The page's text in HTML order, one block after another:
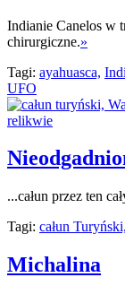
Indianie Canelos w
chirurgiczne.»
Tagi: ayahuasca,
UFO
...całun przez ten
Tagi: całun Turyński,
Michalina